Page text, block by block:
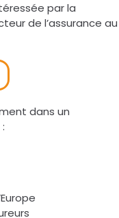
par la
de l’assurance au
dans un